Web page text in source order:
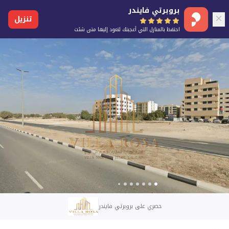
بروبرتي فايندر
احتفظ بالمنازل التي أعجبتك لتعود إليها متى شئت
تنزيل
حصري على بروبرتي فايندر